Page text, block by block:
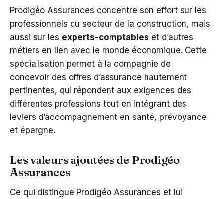
Prodigéo Assurances concentre son effort sur les
professionnels du secteur de la construction, mais
aussi sur les experts-comptables et d’autres
métiers en lien avec le monde économique. Cette
spécialisation permet à la compagnie de
concevoir des offres d’assurance hautement
pertinentes, qui répondent aux exigences des
différentes professions tout en intégrant des
leviers d’accompagnement en santé, prévoyance
et épargne.
Les valeurs ajoutées de Prodigéo
Assurances
Ce qui distingue Prodigéo Assurances et lui